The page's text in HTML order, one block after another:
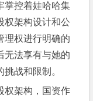
掌控着娃哈哈集
权架构设计和公
理权进行明确的
无法享有与她的
战和限制。
权架构，国资作